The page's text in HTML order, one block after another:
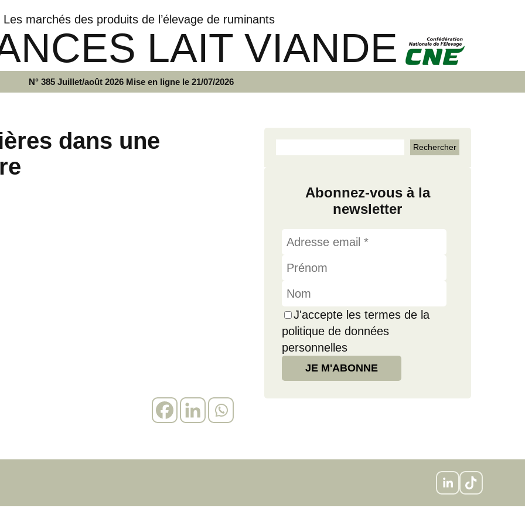
Les marchés des produits de l’élevage de ruminants
LAIT VIANDE
N° 385 Juillet/août 2026 Mise en ligne le 21/07/2026
dans une
Abonnez-vous à la
newsletter
J'accepte les termes de la
politique de données
personnelles